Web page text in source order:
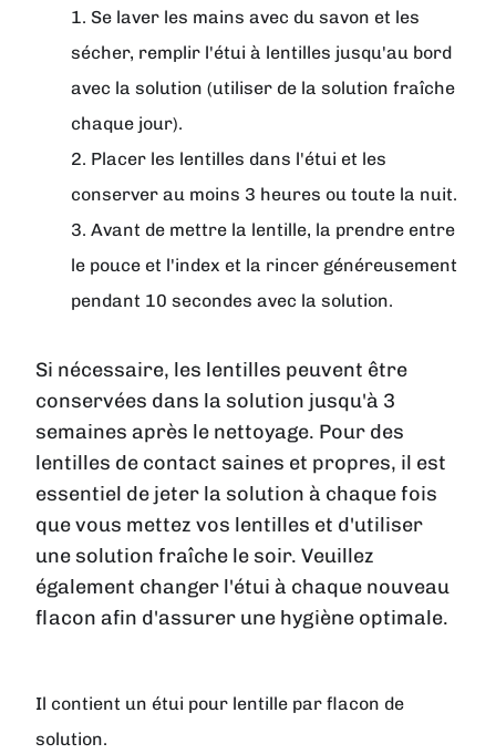
1. Se laver les mains avec du savon et les
sécher, remplir l'étui à lentilles jusqu'au bord
avec la solution (utiliser de la solution fraîche
chaque jour).
2. Placer les lentilles dans l'étui et les
conserver au moins 3 heures ou toute la nuit.
3. Avant de mettre la lentille, la prendre entre
le pouce et l'index et la rincer généreusement
pendant 10 secondes avec la solution.
Si nécessaire, les lentilles peuvent être
conservées dans la solution jusqu'à 3
semaines après le nettoyage. Pour des
lentilles de contact saines et propres, il est
essentiel de jeter la solution à chaque fois
que vous mettez vos lentilles et d'utiliser
une solution fraîche le soir. Veuillez
également changer l'étui à chaque nouveau
flacon afin d'assurer une hygiène optimale.
Il contient un étui pour lentille par flacon de
solution.